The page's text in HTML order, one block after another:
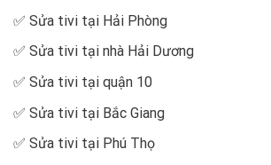
✅ Sửa tivi tại Hải Phòng
✅ Sửa tivi tại nhà Hải Dương
✅ Sửa tivi tại quận 10
✅ Sửa tivi tại Bắc Giang
✅ Sửa tivi tại Phú Thọ